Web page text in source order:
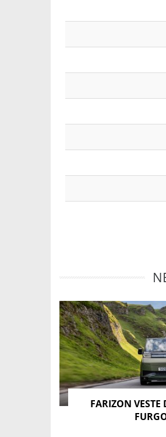
FARIZON VESTE